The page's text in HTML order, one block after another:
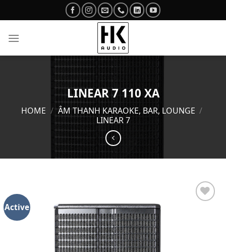
to
LINEAR 7 110 XA
HOME / ÂM THANH KARAOKE, BAR, LOUNGE /
LINEAR 7
Active